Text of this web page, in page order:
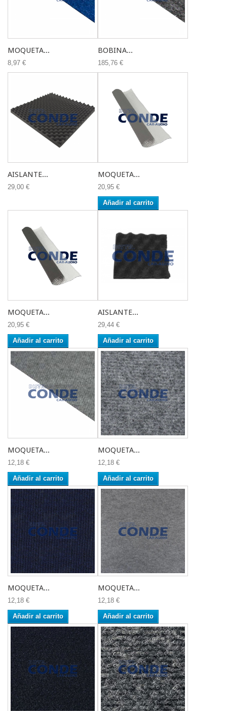
MOQUETA...
8,97 €
BOBINA...
185,76 €
AISLANTE...
29,00 €
MOQUETA...
20,95 €
Añadir al carrito
MOQUETA...
20,95 €
Añadir al carrito
AISLANTE...
29,44 €
Añadir al carrito
MOQUETA...
12,18 €
Añadir al carrito
MOQUETA...
12,18 €
Añadir al carrito
MOQUETA...
12,18 €
Añadir al carrito
MOQUETA...
12,18 €
Añadir al carrito